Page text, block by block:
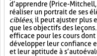
d’apprendre (Price-
réaliser un portrait de ses
ciblées, il peut ajuster plus
que les objectifs des
efficace pour les cours dont
développer leur confiance
et leur aptitude à